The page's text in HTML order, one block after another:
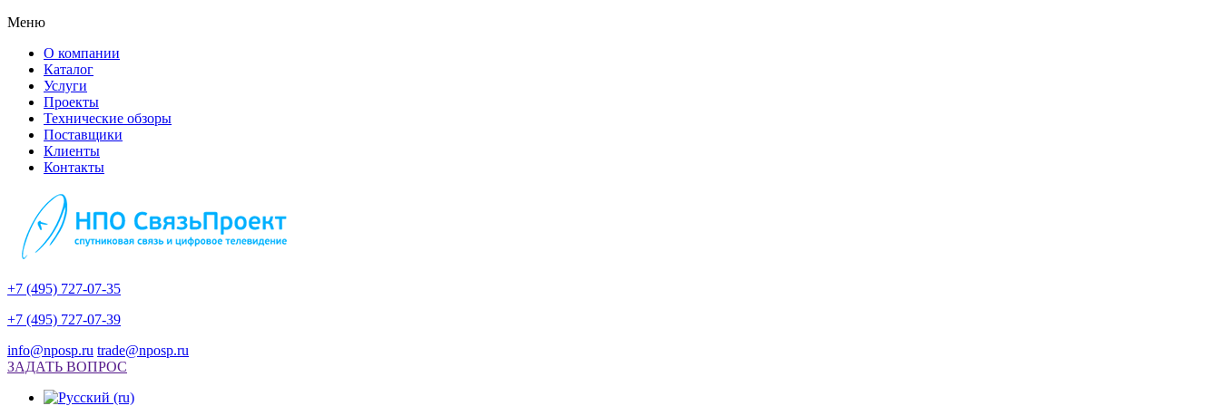
Меню
О компании
Каталог
Услуги
Проекты
Технические обзоры
Поставщики
Клиенты
Контакты
+7 (495) 727-07-35
+7 (495) 727-07-39
info@nposp.ru trade@nposp.ru
ЗАДАТЬ ВОПРОС